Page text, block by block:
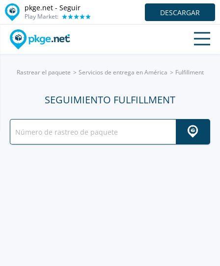
pkge.net - Seguir
Play Market: DESCARGAR
Rastrear el paquete Servicios de entrega en América Fulfillment
SEGUIMIENTO FULFILLMENT